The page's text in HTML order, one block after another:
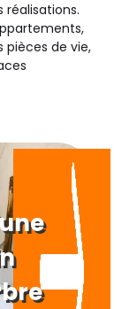
réalisations.
pièces de vie,